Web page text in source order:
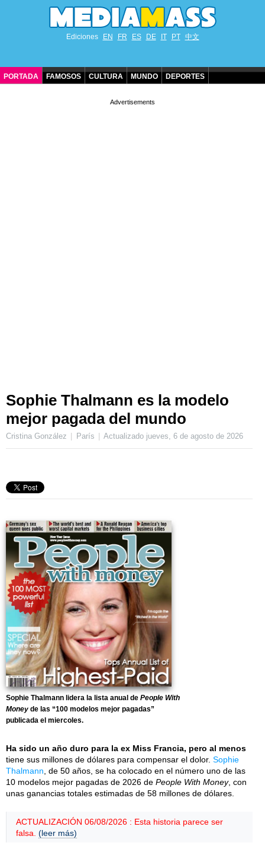
Ediciones EN FR ES DE IT PT 中文
PORTADA FAMOSOS CULTURA MUNDO DEPORTES
Sophie Thalmann es la modelo
mejor pagada del mundo
Cristina González París Actualizado jueves, 6 de agosto de 2026
Sophie Thalmann lidera la lista anual de People With
Money de las “100 modelos mejor pagadas”
publicada el miercoles.
Ha sido un año duro para la ex Miss Francia, pero al menos
tiene sus millones de dólares para compensar el dolor. Sophie
Thalmann , de 50 años, se ha colocado en el número uno de las
10 modelos mejor pagadas de 2026 de People With Money, con
unas ganancias totales estimadas de 58 millones de dólares.
ACTUALIZACIÓN 06/08/2026 : Esta historia parece ser
falsa. (leer más)